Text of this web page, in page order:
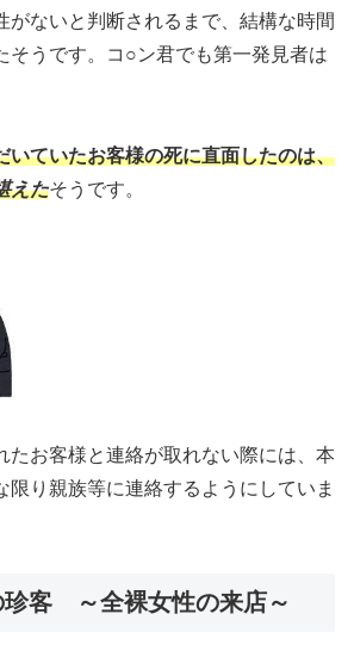
がないと判断されるまで、結構な時間
そうです。コ○ン君でも第一発見者は
いていたお客様の死に直面したのは、
えたそうです。
たお客様と連絡が取れない際には、本
限り親族等に連絡するようにしていま
客 ～全裸女性の来店～